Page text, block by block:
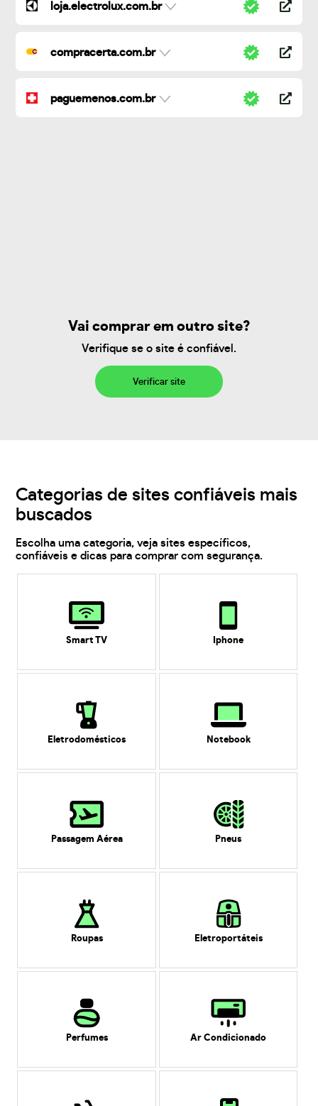
loja.electrolux.com.br
compracerta.com.br
paguemenos.com.br
Vai comprar em outro site?
Verifique se o site é confiável.
Verificar site
Categorias de sites confiáveis mais
buscados
Escolha uma categoria, veja sites específicos,
confiáveis e dicas para comprar com segurança.
Smart TV Iphone
Eletrodomésticos Notebook
Passagem Aérea Pneus
Roupas Eletroportáteis
Perfumes Ar Condicionado